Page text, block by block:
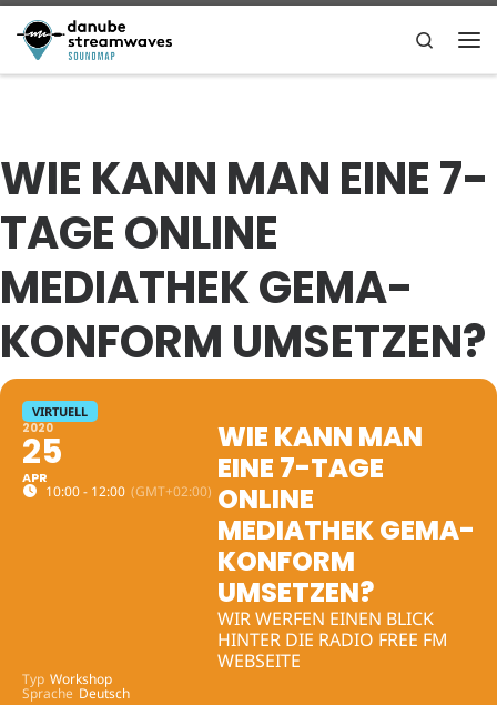
Zum Inhalt springen
Search
WIE KANN MAN EINE 7-
TAGE ONLINE
MEDIATHEK GEMA-
KONFORM UMSETZEN?
VIRTUELL
2020
25
APR
10:00 - 12:00 (GMT+02:00)
WIE KANN MAN
EINE 7-TAGE
ONLINE
MEDIATHEK GEMA-
KONFORM
UMSETZEN?
WIR WERFEN EINEN BLICK
HINTER DIE RADIO FREE FM
WEBSEITE
Typ Workshop
Sprache Deutsch